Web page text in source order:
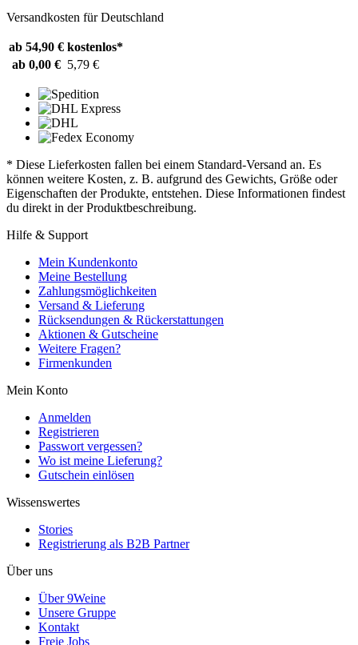
Versandkosten für Deutschland
ab 54,90 € kostenlos*
ab 0,00 € 5,79 €
* Diese Lieferkosten fallen bei einem Standard-Versand an. Es
können weitere Kosten, z. B. aufgrund des Gewichts, Größe oder
Eigenschaften der Produkte, entstehen. Diese Informationen findest
du direkt in der Produktbeschreibung.
Hilfe & Support
Mein Kundenkonto
Meine Bestellung
Zahlungsmöglichkeiten
Versand & Lieferung
Rücksendungen & Rückerstattungen
Aktionen & Gutscheine
Weitere Fragen?
Firmenkunden
Mein Konto
Anmelden
Registrieren
Passwort vergessen?
Wo ist meine Lieferung?
Gutschein einlösen
Wissenswertes
Stories
Registrierung als B2B Partner
Über uns
Über 9Weine
Unsere Gruppe
Kontakt
Freie Jobs